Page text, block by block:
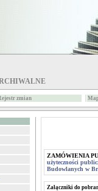
zmian
ZAMÓWIENIA
użyteczności
Budowlanych w
Załączniki do